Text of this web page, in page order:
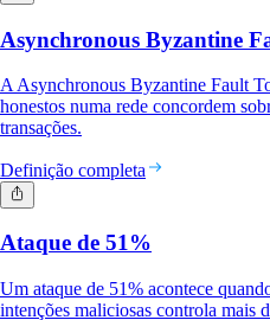
Asynchronous Byzantine
A Asynchronous Byzantine Fault
honestos numa rede concordem
transações.
Definição completa
Ataque de 51%
Um ataque de 51% acontece
intenções maliciosas controla mais